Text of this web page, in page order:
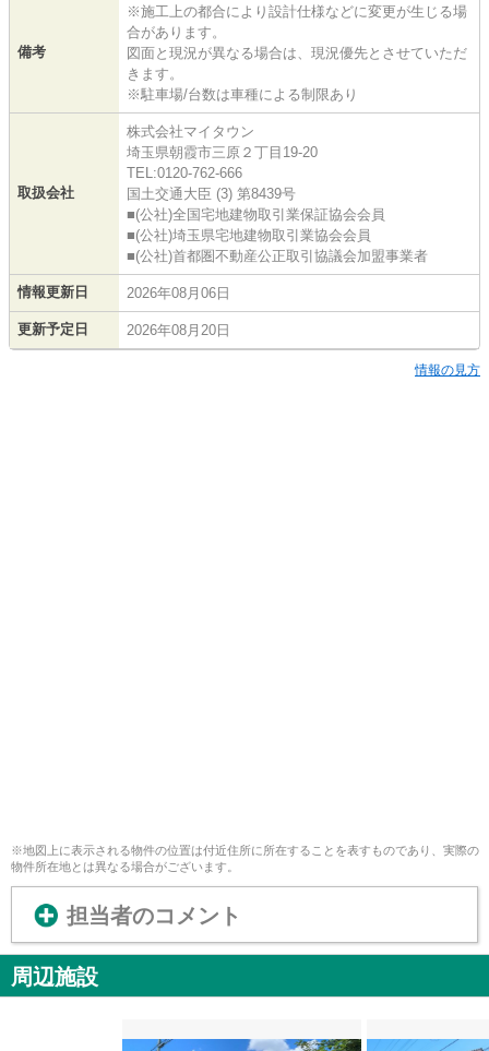
備考
※施工上の都合により設計仕様などに変更が生じる場
合があります。
図面と現況が異なる場合は、現況優先とさせていただ
きます。
※駐車場/台数は車種による制限あり
取扱会社
株式会社マイタウン
埼玉県朝霞市三原２丁目19-20
TEL:0120-762-666
国土交通大臣 (3) 第8439号
■(公社)全国宅地建物取引業保証協会会員
■(公社)埼玉県宅地建物取引業協会会員
■(公社)首都圏不動産公正取引協議会加盟事業者
情報更新日 2026年08月06日
更新予定日 2026年08月20日
情報の見方
※地図上に表示される物件の位置は付近住所に所在することを表すものであり、実際の
物件所在地とは異なる場合がございます。
担当者のコメント
周辺施設